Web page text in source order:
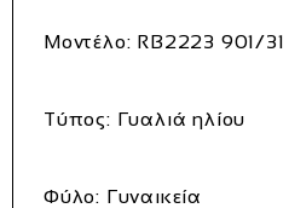
Μοντέλο: RB2223 901/31
Τύπος: Γυαλιά ηλίου
Φύλο: Γυναικεία